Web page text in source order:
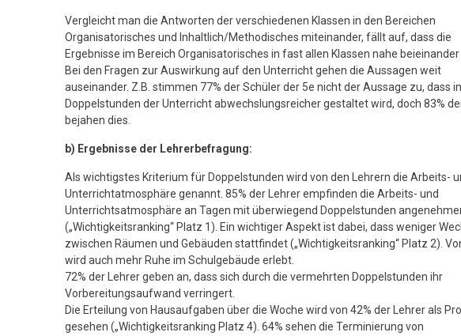
Vergleicht man die Antworten der verschiedenen Klassen in den Bereichen
Organisatorisches und Inhaltlich/Methodisches miteinander, fällt auf, dass die
Ergebnisse im Bereich Organisatorisches in fast allen Klassen nahe beieinander
Bei den Fragen zur Auswirkung auf den Unterricht gehen die Aussagen weit
auseinander. Z.B. stimmen 77% der Schüler der 5e nicht der Aussage zu, dass in
Doppelstunden der Unterricht abwechslungsreicher gestaltet wird, doch 83%
bejahen dies.
b) Ergebnisse der Lehrerbefragung:
Als wichtigstes Kriterium für Doppelstunden wird von den Lehrern die Arbeits-
Unterrichtatmosphäre genannt. 85% der Lehrer empfinden die Arbeits- und
Unterrichtsatmosphäre an Tagen mit überwiegend Doppelstunden
(„Wichtigkeitsranking“ Platz 1). Ein wichtiger Aspekt ist dabei, dass weniger
zwischen Räumen und Gebäuden stattfindet („Wichtigkeitsranking“ Platz 2).
wird auch mehr Ruhe im Schulgebäude erlebt.
72% der Lehrer geben an, dass sich durch die vermehrten Doppelstunden ihr
Vorbereitungsaufwand verringert.
Die Erteilung von Hausaufgaben über die Woche wird von 42% der Lehrer als
gesehen („Wichtigkeitsranking Platz 4). 64% sehen die Terminierung von